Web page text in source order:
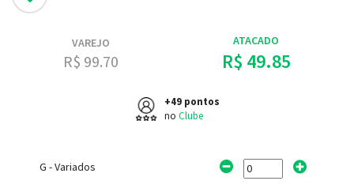
VAREJO
R$ 99.70
ATACADO
R$ 49.85
+49 pontos
no Clube
G - Variados